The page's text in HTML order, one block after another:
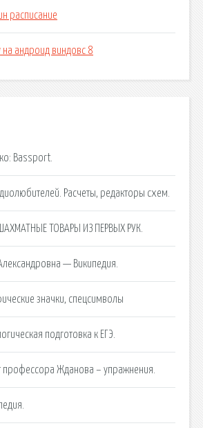
расписание
на андроид виндовс 8
Bassport.
Расчеты, редакторы схем.
ТОВАРЫ ИЗ ПЕРВЫХ РУК.
— Википедия.
значки, спецсимволы
подготовка к ЕГЭ.
профессора Жданова – упражнения.